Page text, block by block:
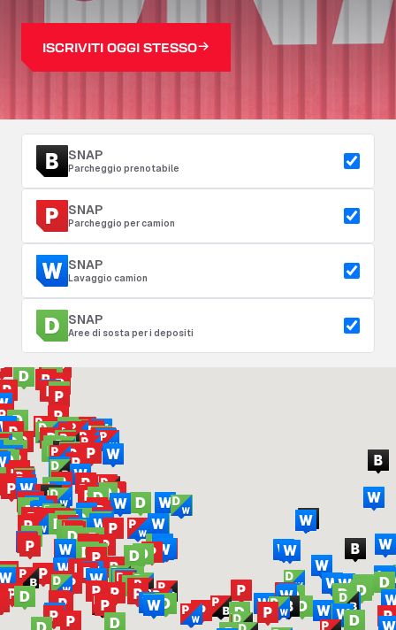
ISCRIVITI OGGI STESSO
SNAP
Parcheggio prenotabile
SNAP
Parcheggio per camion
SNAP
Lavaggio camion
SNAP
Aree di sosta per i depositi